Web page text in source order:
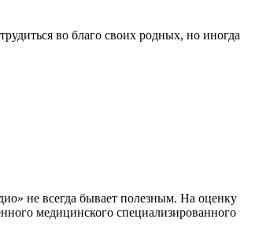
во благо своих родных, но иногда
не всегда бывает полезным. На оценку
медицинского специализированного